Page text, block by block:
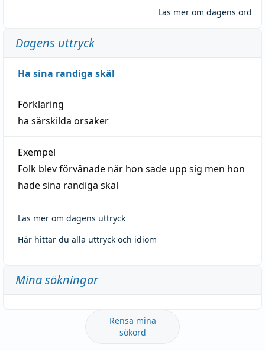
Läs mer om dagens ord
Dagens uttryck
Ha sina randiga skäl
Förklaring
ha särskilda orsaker
Exempel
Folk blev förvånade när hon sade upp sig men hon
hade sina randiga skäl
Läs mer om dagens uttryck
Här hittar du alla uttryck och idiom
Mina sökningar
Rensa mina
sökord